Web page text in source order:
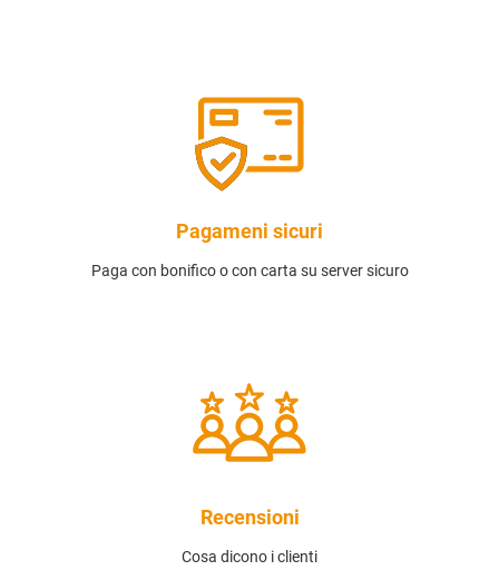
Pagameni sicuri
Paga con bonifico o con carta su server sicuro
Recensioni
Cosa dicono i clienti